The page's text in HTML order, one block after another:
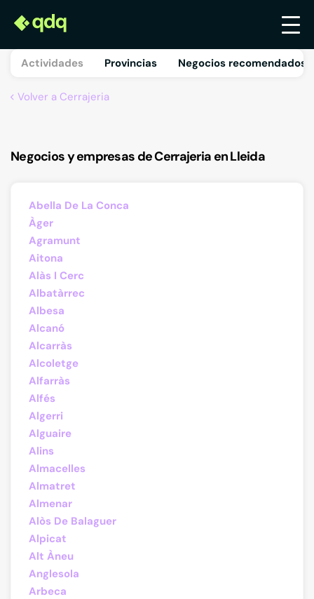
Actividades Provincias Negocios recomendados
Volver a Cerrajeria
Negocios y empresas de Cerrajeria en Lleida
Abella De La Conca
Àger
Agramunt
Aitona
Alàs I Cerc
Albatàrrec
Albesa
Alcanó
Alcarràs
Alcoletge
Alfarràs
Alfés
Algerri
Alguaire
Alins
Almacelles
Almatret
Almenar
Alòs De Balaguer
Alpicat
Alt Àneu
Anglesola
Arbeca